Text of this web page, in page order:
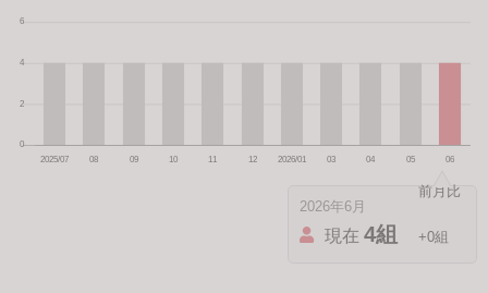
2026年6月
現在4組 +0組